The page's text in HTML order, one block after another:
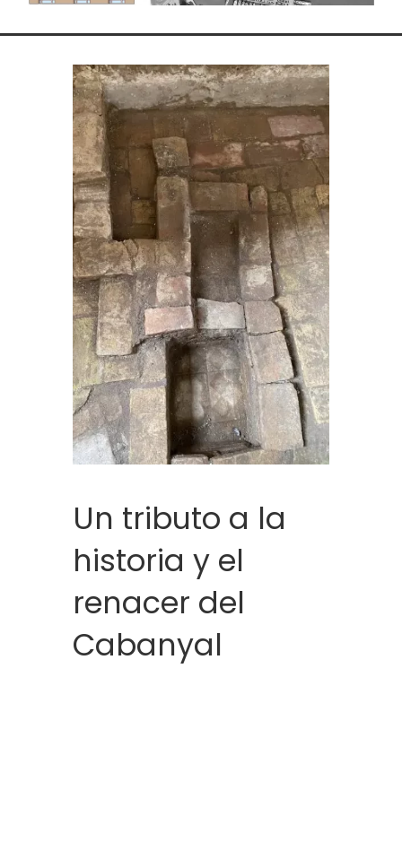
Un tributo a la
historia y el
renacer del
Cabanyal